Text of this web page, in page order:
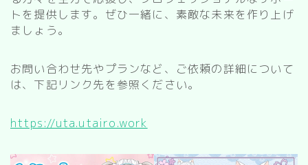
kitchen
寝室
custom rooms
cityscape
park
トを提供します。ぜひ一緒に、素敵な未来を作り上げ
ましょう。
お問い合わせ先やプランなど、ご依頼の詳細について
は、下記リンク先を参照ください。
https://uta.utairo.work